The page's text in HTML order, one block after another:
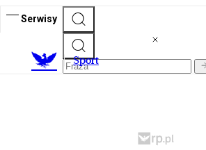
Serwisy
Sport